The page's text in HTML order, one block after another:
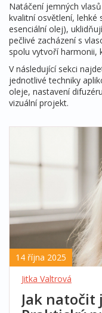
Natáčení jemných
kvalitní osvětlení, lehké
esenciální olej),
pečlivé zacházení s
spolu vytvoří harmonii,
V následující sekci
jednotlivé techniky
oleje, nastavení
vizuální projekt.
14 října 2025
Jitka Valtrová
Jak natočit